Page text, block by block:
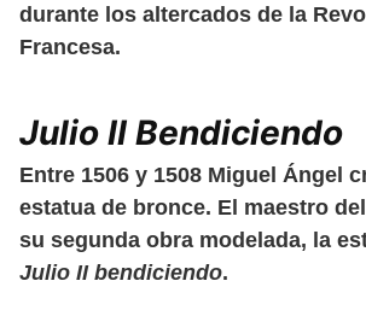
durante los altercados de la
Francesa.
Julio II Bendiciendo
Entre 1506 y 1508 Miguel Ángel
estatua de bronce. El maestro
su segunda obra modelada, la
Julio II bendiciendo.